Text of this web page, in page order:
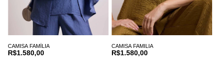
CAMISA FAMÍLIA
R$1.580,00
CAMISA FAMILIA
R$1.580,00